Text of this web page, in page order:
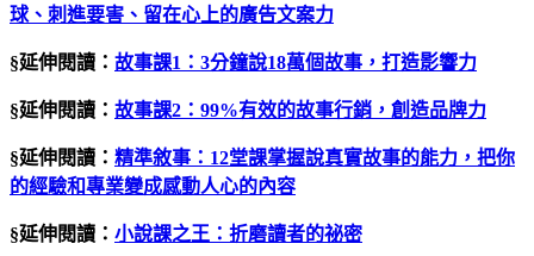
球、刺進要害、留在心上的廣告文案力
§延伸閱讀： 故事課1 ： 3分鐘說18萬個故事，打造影響力
§延伸閱讀： 故事課2 ： 99%有效的故事行銷，創造品牌力
§延伸閱讀： 精準敘事：12堂課掌握說真實故事的能力，把你
的經驗和專業變成感動人心的內容
§延伸閱讀： 小說課之王：折磨讀者的祕密